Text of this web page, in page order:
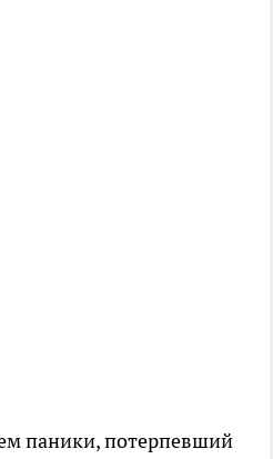
паники, потерпевший